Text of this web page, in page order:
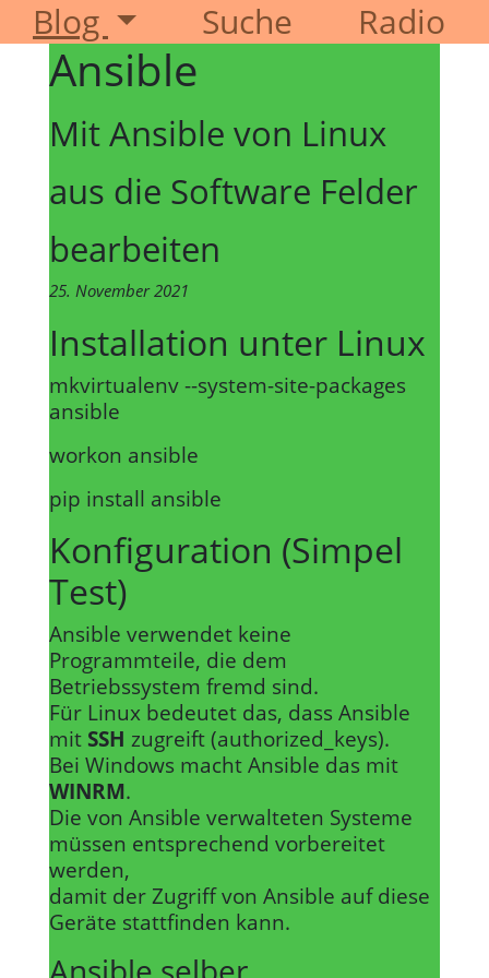
Blog Suche Radio
Ansible
Mit Ansible von Linux
aus die Software Felder
bearbeiten
25. November 2021
Installation unter Linux
mkvirtualenv --system-site-packages
ansible
workon ansible
pip install ansible
Konfiguration (Simpel
Test)
Ansible verwendet keine
Programmteile, die dem
Betriebssystem fremd sind.
Für Linux bedeutet das, dass Ansible
mit SSH zugreift (authorized_keys).
Bei Windows macht Ansible das mit
WINRM.
Die von Ansible verwalteten Systeme
müssen entsprechend vorbereitet
werden,
damit der Zugriff von Ansible auf diese
Geräte stattfinden kann.